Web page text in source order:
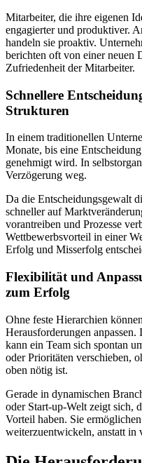
Mitarbeiter, die ihre eigenen
engagierter und produktiver.
handeln sie proaktiv.
berichten oft von einer neuen
Zufriedenheit der Mitarbeiter.
Schnellere
Strukturen
In einem traditionellen
Monate, bis eine
genehmigt wird. In
Verzögerung weg.
Da die Entscheidungsgewalt
schneller auf
vorantreiben und Prozesse
Wettbewerbsvorteil in einer
Erfolg und Misserfolg
Flexibilität und
zum Erfolg
Ohne feste Hierarchien
Herausforderungen
kann ein Team sich spontan
oder Prioritäten verschieben,
oben nötig ist.
Gerade in dynamischen
oder Start-up-Welt zeigt sich,
Vorteil haben. Sie
weiterzuentwickeln, anstatt in